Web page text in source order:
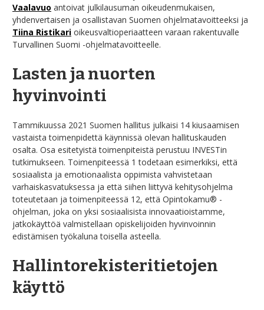
Vaalavuo antoivat julkilausuman oikeudenmukaisen,
yhdenvertaisen ja osallistavan Suomen ohjelmatavoitteeksi ja
Tiina Ristikari oikeusvaltioperiaatteen varaan rakentuvalle
Turvallinen Suomi -ohjelmatavoitteelle.
Lasten ja nuorten
hyvinvointi
Tammikuussa 2021 Suomen hallitus julkaisi 14 kiusaamisen
vastaista toimenpidettä käynnissä olevan hallituskauden
osalta. Osa esitetyistä toimenpiteistä perustuu INVESTin
tutkimukseen. Toimenpiteessä 1 todetaan esimerkiksi, että
sosiaalista ja emotionaalista oppimista vahvistetaan
varhaiskasvatuksessa ja että siihen liittyvä kehitysohjelma
toteutetaan ja toimenpiteessä 12, että Opintokamu® -
ohjelman, joka on yksi sosiaalisista innovaatioistamme,
jatkokäyttöä valmistellaan opiskelijoiden hyvinvoinnin
edistämisen työkaluna toisella asteella.
Hallintorekisteritietojen
käyttö